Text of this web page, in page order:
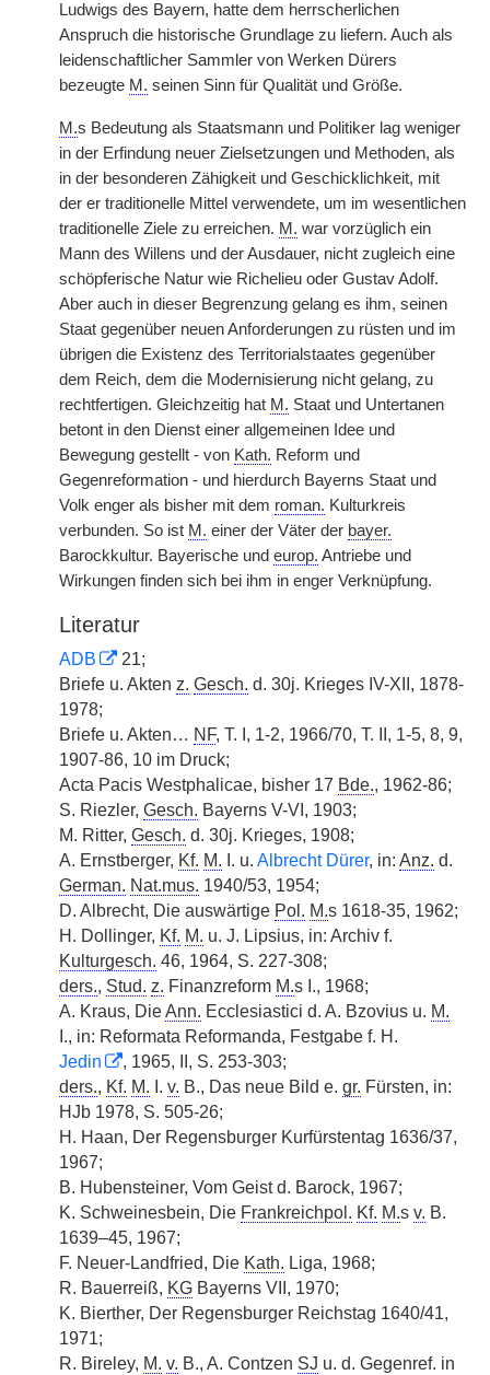
Ludwigs des Bayern, hatte dem herrscherlichen
Anspruch die historische Grundlage zu liefern. Auch als
leidenschaftlicher Sammler von Werken Dürers
bezeugte M. seinen Sinn für Qualität und Größe.
M.s Bedeutung als Staatsmann und Politiker lag weniger
in der Erfindung neuer Zielsetzungen und Methoden, als
in der besonderen Zähigkeit und Geschicklichkeit, mit
der er traditionelle Mittel verwendete, um im wesentlichen
traditionelle Ziele zu erreichen. M. war vorzüglich ein
Mann des Willens und der Ausdauer, nicht zugleich eine
schöpferische Natur wie Richelieu oder Gustav Adolf.
Aber auch in dieser Begrenzung gelang es ihm, seinen
Staat gegenüber neuen Anforderungen zu rüsten und im
übrigen die Existenz des Territorialstaates gegenüber
dem Reich, dem die Modernisierung nicht gelang, zu
rechtfertigen. Gleichzeitig hat M. Staat und Untertanen
betont in den Dienst einer allgemeinen Idee und
Bewegung gestellt - von Kath. Reform und
Gegenreformation - und hierdurch Bayerns Staat und
Volk enger als bisher mit dem roman. Kulturkreis
verbunden. So ist M. einer der Väter der bayer.
Barockkultur. Bayerische und europ. Antriebe und
Wirkungen finden sich bei ihm in enger Verknüpfung.
Literatur
ADB
21;
Briefe u. Akten z. Gesch. d. 30j. Krieges IV-XII, 1878-
1978;
Briefe u. Akten… NF, T. I, 1-2, 1966/70, T. II, 1-5, 8, 9,
1907-86, 10 im Druck;
Acta Pacis Westphalicae, bisher 17 Bde., 1962-86;
S. Riezler, Gesch. Bayerns V-VI, 1903;
M. Ritter, Gesch. d. 30j. Krieges, 1908;
A. Ernstberger, Kf. M. I. u. Albrecht Dürer, in: Anz. d.
German. Nat.mus. 1940/53, 1954;
D. Albrecht, Die auswärtige Pol. M.s 1618-35, 1962;
H. Dollinger, Kf. M. u. J. Lipsius, in: Archiv f.
Kulturgesch. 46, 1964, S. 227-308;
ders., Stud. z. Finanzreform M.s I., 1968;
A. Kraus, DieAnn. Ecclesiastici d. A. Bzovius u. M.
I., in: Reformata Reformanda, Festgabe f. H.
Jedin
, 1965, II, S. 253-303;
ders., Kf. M. I. v. B., Das neue Bild e. gr. Fürsten, in:
HJb 1978, S. 505-26;
H. Haan, Der Regensburger Kurfürstentag 1636/37,
1967;
B. Hubensteiner, Vom Geist d. Barock, 1967;
K. Schweinesbein, Die Frankreichpol. Kf. M.s v. B.
1639–45, 1967;
F. Neuer-Landfried, Die Kath. Liga, 1968;
R. Bauerreiß, KG Bayerns VII, 1970;
K. Bierther, Der Regensburger Reichstag 1640/41,
1971;
R. Bireley, M. v. B., A. Contzen SJ u. d. Gegenref. in